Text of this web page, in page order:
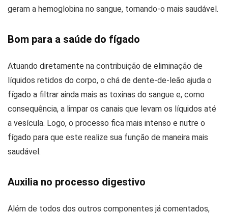
geram a hemoglobina no sangue, tornando-o mais saudável.
Bom para a saúde do fígado
Atuando diretamente na contribuição de eliminação de
líquidos retidos do corpo, o chá de dente-de-leão ajuda o
fígado a filtrar ainda mais as toxinas do sangue e, como
consequência, a limpar os canais que levam os líquidos até
a vesícula. Logo, o processo fica mais intenso e nutre o
fígado para que este realize sua função de maneira mais
saudável.
Auxilia no processo digestivo
Além de todos dos outros componentes já comentados,